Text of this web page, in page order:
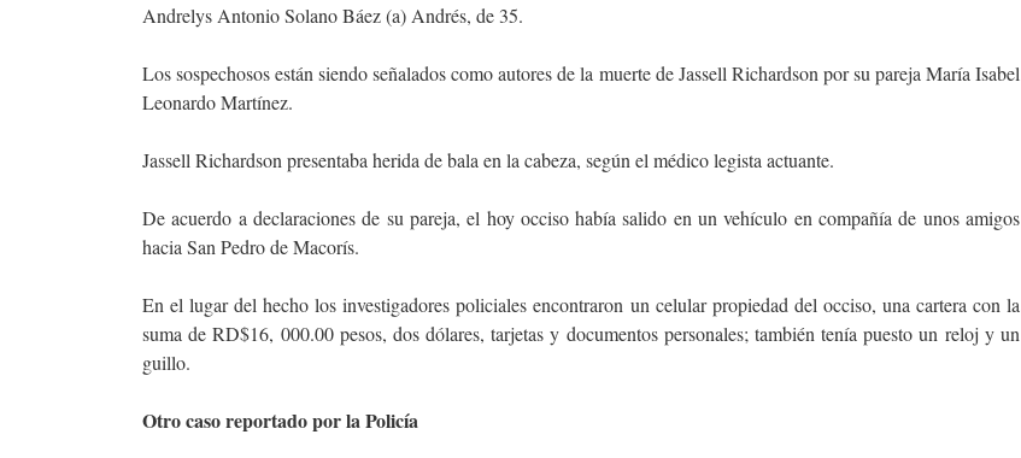
Andrelys Antonio Solano Báez (a) Andrés, de 35.
Los sospechosos están siendo señalados como autores de la muerte de Jassell Richardson por su pareja María Isabel
Leonardo Martínez.
Jassell Richardson presentaba herida de bala en la cabeza, según el médico legista actuante.
De acuerdo a declaraciones de su pareja, el hoy occiso había salido en un vehículo en compañía de unos amigos
hacia San Pedro de Macorís.
En el lugar del hecho los investigadores policiales encontraron un celular propiedad del occiso, una cartera con la
suma de RD$16, 000.00 pesos, dos dólares, tarjetas y documentos personales; también tenía puesto un reloj y un
guillo.
Otro caso reportado por la Policía